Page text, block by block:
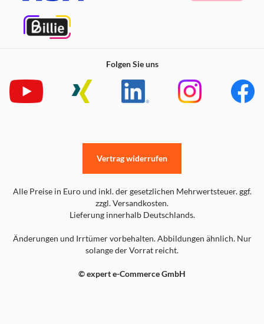
Folgen Sie uns
Alle Preise in Euro und inkl. der gesetzlichen Mehrwertsteuer. ggf.
zzgl. Versandkosten.
Lieferung innerhalb Deutschlands.
Änderungen und Irrtümer vorbehalten. Abbildungen ähnlich. Nur
solange der Vorrat reicht.
© expert e-Commerce GmbH
Vertrag widerrufen